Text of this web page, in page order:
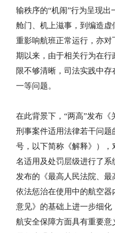
输秩序的“机闹”行为呈现
舱门、机上滋事，到编造
重影响航班正常运行，亦
期以来，由于相关行为在
限不够清晰，司法实践中
一等问题。
在此背景下，“两高”发布
刑事案件适用法律若干问题
号，以下简称《解释》）
名适用及处罚层级进行了系
发布的《最高人民法院、
依法惩治在使用中的航空
意见》的基础上进一步细
航安全保障方面具有重要